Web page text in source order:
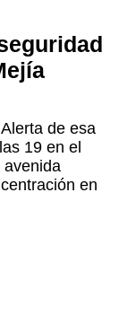
de esa
19 en el
avenida
en